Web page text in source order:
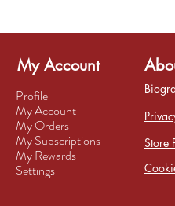
My Account
Profile
My Account
My Orders
My Subscriptions
My Rewards
Settings
Store